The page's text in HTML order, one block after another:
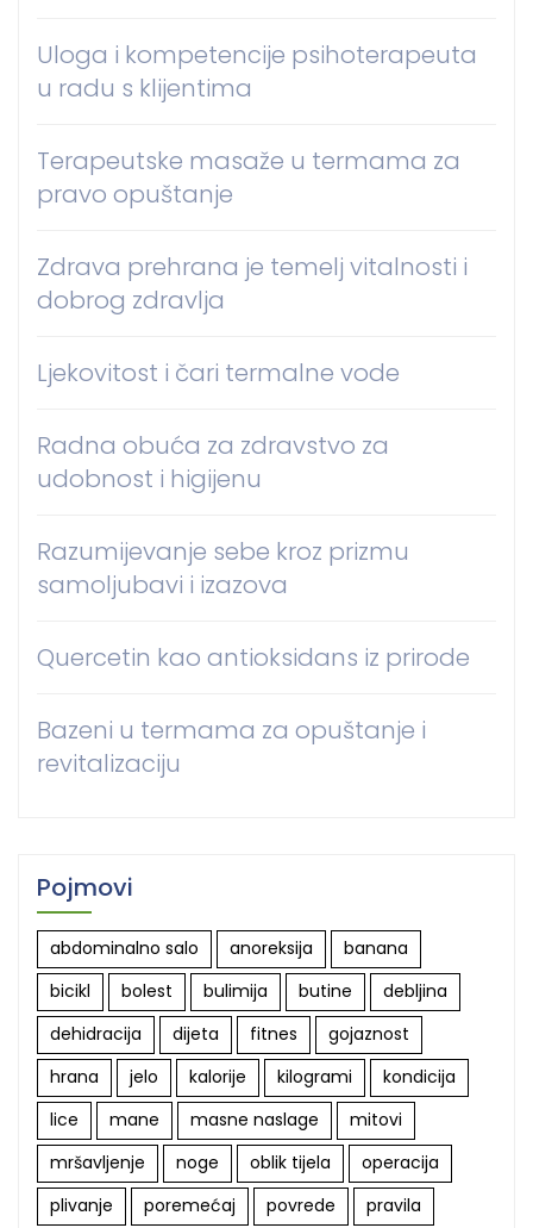
Uloga i kompetencije psihoterapeuta
u radu s klijentima
Terapeutske masaže u termama za
pravo opuštanje
Zdrava prehrana je temelj vitalnosti i
dobrog zdravlja
Ljekovitost i čari termalne vode
Radna obuća za zdravstvo za
udobnost i higijenu
Razumijevanje sebe kroz prizmu
samoljubavi i izazova
Quercetin kao antioksidans iz prirode
Bazeni u termama za opuštanje i
revitalizaciju
Pojmovi
abdominalno salo anoreksija
banana
bicikl
bolest bulimija butine
debljina
dehidracija
dijeta fitnes
gojaznost
hrana
jelo kalorije kilogrami
kondicija
lice
mane masne naslage
mitovi
mršavljenje
noge oblik tijela
operacija
plivanje
poremećaj povrede pravila